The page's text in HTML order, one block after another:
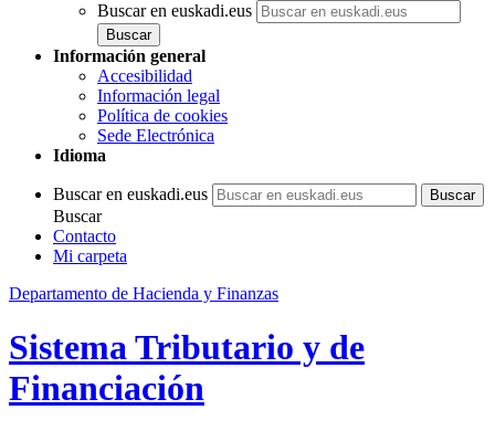
Buscar en euskadi.eus
Información general
Accesibilidad
Información legal
Política de cookies
Sede Electrónica
Idioma
Buscar en euskadi.eus
Buscar
Contacto
Mi carpeta
Departamento de Hacienda y Finanzas
Sistema Tributario y de
Financiación